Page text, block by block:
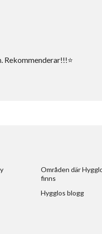
Områden där
finns
Hygglos blogg